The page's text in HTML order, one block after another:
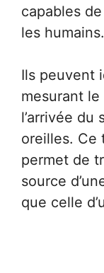
capables
les humains.
Ils peuvent
mesurant
l’arrivée du
oreilles. Ce
permet de
source
que celle